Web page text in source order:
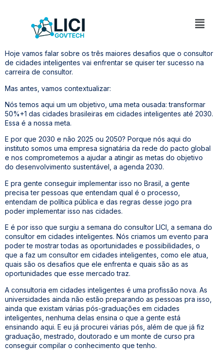
Hoje vamos falar sobre os três maiores desafios que o consultor
de cidades inteligentes vai enfrentar se quiser ter sucesso na
carreira de consultor.
Mas antes, vamos contextualizar:
Nós temos aqui um um objetivo, uma meta ousada: transformar
50%+1 das cidades brasileiras em cidades inteligentes até 2030.
Essa é a nossa meta.
E por que 2030 e não 2025 ou 2050? Porque nós aqui do
instituto somos uma empresa signatária da rede do pacto global
e nos comprometemos a ajudar a atingir as metas do objetivo
do desenvolvimento sustentável, a agenda 2030.
E pra gente conseguir implementar isso no Brasil, a gente
precisa ter pessoas que entendam qual é o processo,
entendam de política pública e das regras desse jogo pra
poder implementar isso nas cidades.
E é por isso que surgiu a semana do consultor LICI, a semana do
consultor em cidades inteligentes. Nós criamos um evento para
poder te mostrar todas as oportunidades e possibilidades, o
que a faz um consultor em cidades inteligentes, como ele atua,
quais são os desafios que ele enfrenta e quais são as as
oportunidades que esse mercado traz.
A consultoria em cidades inteligentes é uma profissão nova. As
universidades ainda não estão preparando as pessoas pra isso,
ainda que existam várias pós-graduações em cidades
inteligentes, nenhuma delas ensina o que a gente está
ensinando aqui. E eu já procurei várias pós, além de que já fiz
graduação, mestrado, doutorado e um monte de curso pra
conseguir compilar o conhecimento que tenho.